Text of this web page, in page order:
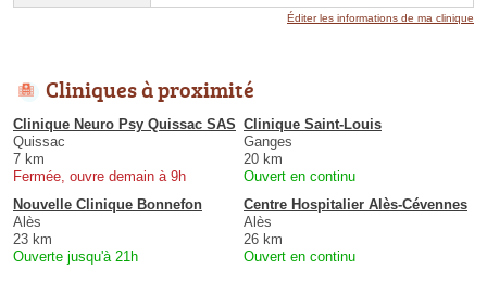
Éditer les informations de ma clinique
Cliniques à proximité
Clinique Neuro Psy Quissac SAS
Quissac
7 km
Fermée, ouvre demain à 9h
Clinique Saint-Louis
Ganges
20 km
Ouvert en continu
Nouvelle Clinique Bonnefon
Alès
23 km
Ouverte jusqu'à 21h
Centre Hospitalier Alès-Cévennes
Alès
26 km
Ouvert en continu